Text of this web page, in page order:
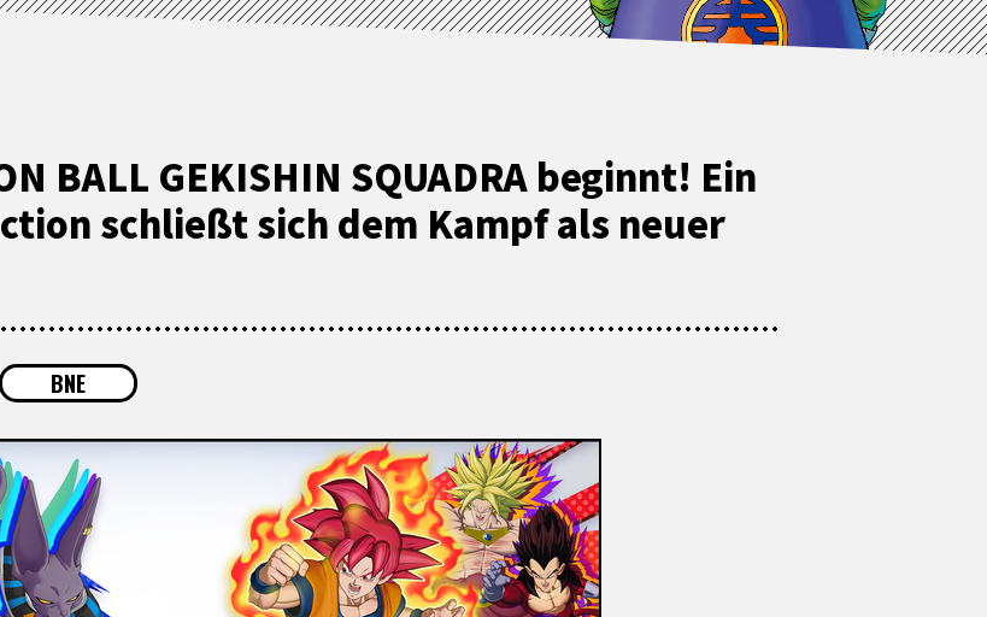
BALL GEKISHIN SQUADRA beginnt! Ein
schließt sich dem Kampf als neuer
BNE